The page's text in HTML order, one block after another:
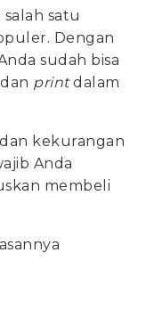
satu
Dengan
sudah bisa
printdalam
kekurangan
Anda
membeli